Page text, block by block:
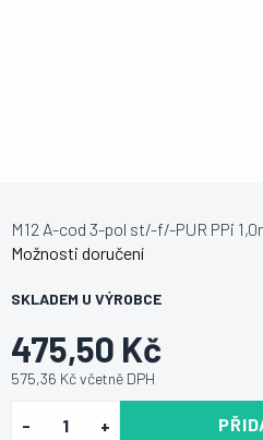
475,50 Kč
575,36 Kč včetně DPH
SKLADEM U VÝROBCE
Možnosti doručení
M12 A-cod 3-pol st/-f/-PUR PPi